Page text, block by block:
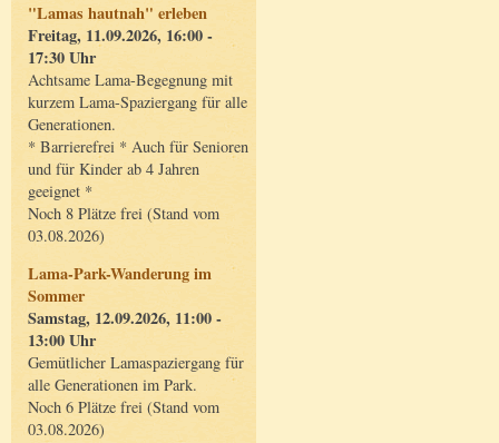
"Lamas hautnah" erleben
Freitag, 11.09.2026, 16:00 -
17:30 Uhr
Achtsame Lama-Begegnung mit
kurzem Lama-Spaziergang für alle
Generationen.
* Barrierefrei * Auch für Senioren
und für Kinder ab 4 Jahren
geeignet *
Noch 8 Plätze frei (Stand vom
03.08.2026)
Lama-Park-Wanderung im
Sommer
Samstag, 12.09.2026, 11:00 -
13:00 Uhr
Gemütlicher Lamaspaziergang für
alle Generationen im Park.
Noch 6 Plätze frei (Stand vom
03.08.2026)